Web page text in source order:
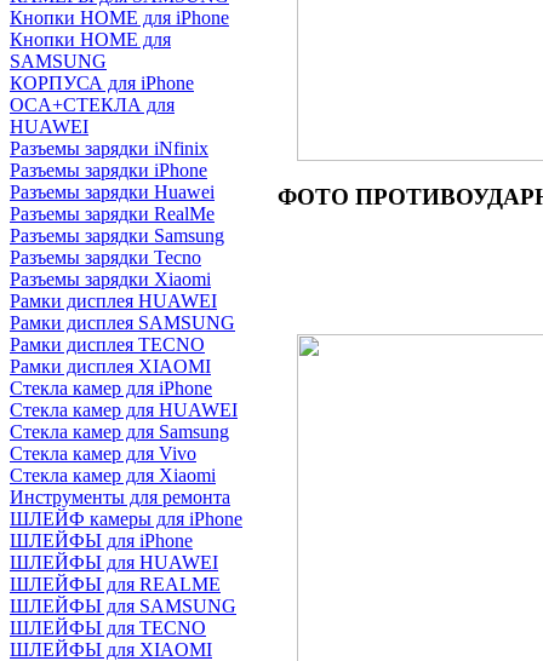
Кнопки HOME для iPhone
Кнопки HOME для
SAMSUNG
КОРПУСА для iPhone
OCA+СТЕКЛА для
HUAWEI
Разъемы зарядки iNfinix
Разъемы зарядки iPhone
Разъемы зарядки Huawei
Разъемы зарядки RealMe
Разъемы зарядки Samsung
Разъемы зарядки Tecno
Разъемы зарядки Xiaomi
Рамки дисплея HUAWEI
Рамки дисплея SAMSUNG
Рамки дисплея TECNO
Рамки дисплея XIAOMI
Стекла камер для iPhone
Стекла камер для HUAWEI
Стекла камер для Samsung
Стекла камер для Vivo
Стекла камер для Xiaomi
Инструменты для ремонта
ШЛЕЙФ камеры для iPhone
ШЛЕЙФЫ для iPhone
ШЛЕЙФЫ для HUAWEI
ШЛЕЙФЫ для REALME
ШЛЕЙФЫ для SAMSUNG
ШЛЕЙФЫ для TECNO
ШЛЕЙФЫ для XIAOMI
ФОТО